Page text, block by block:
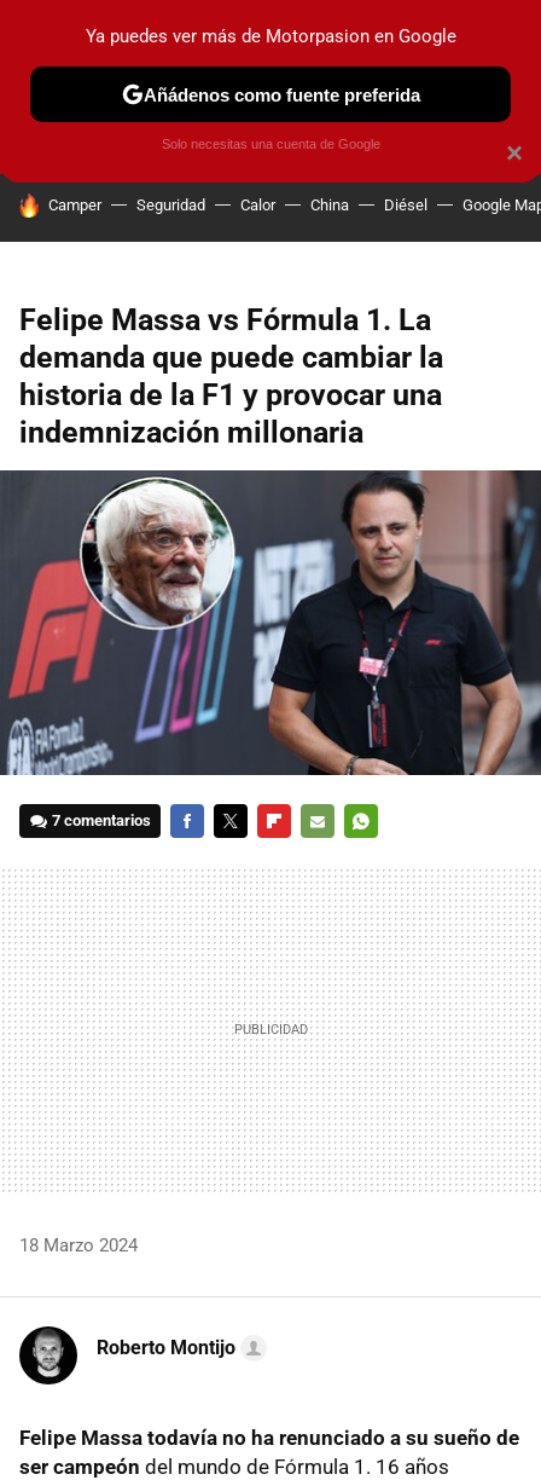
PRUEBAS COCHES ELÉCTRICOS OBSERVATORIO
HOY SE HABLA DE
Camper Seguridad Calor China Diésel Google
Felipe Massa vs Fórmula 1. La
demanda que puede cambiar la
historia de la F1 y provocar una
indemnización millonaria
7 comentarios
MAIL
18 Marzo 2024
Roberto Montijo
Felipe Massa todavía no ha renunciado a su sueño de
ser campeón del mundo de Fórmula 1. 16 años
×
Ya puedes ver más de Motorpasion en Google
Añádenos como fuente preferida
Solo necesitas una cuenta de Google